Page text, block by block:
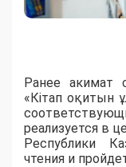
Ранее акимат
«Кітап оқитын
реализуется в
Республики
чтения и